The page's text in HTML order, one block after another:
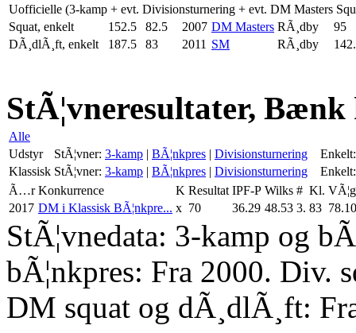
Uofficielle (3-kamp + evt. Divisionsturnering + evt. DM Masters
Squat, enkelt
152.5 82.5 2007 DM Masters RÃ¸dby
95
DÃ¸dlÃ¸ft, enkelt
187.5 83 2011 SM RÃ¸dby
StÃ¦vneresultater, Bænk
Alle
Udstyr
StÃ¦vner: 3-kamp | BÃ¦nkpres | Divisionsturnering
Enkelt:
Klassisk StÃ¦vner: 3-kamp | BÃ¦nkpres | Divisionsturnering
Enkelt:
Ã…r Konkurrence K Resultat IPF-P Wilks # Kl.
2017 DM i Klassisk BÃ¦nkpre... x 70 36.29 48.53 3. 83 78.10
StÃ¦vnedata: 3-kamp og
bÃ¦nkpres: Fra 2000. Div.
DM squat og dÃ¸dlÃ¸ft: